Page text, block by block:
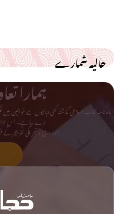
حالیہ شمارے
ہمارا
ماہ نامہ حجاب اسلامی گذشتہ کئی دہائیوں سے
دے رہا ہے۔ اس
اور دینی و تحریکی لٹریچر